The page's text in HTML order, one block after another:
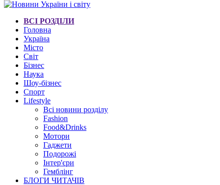
ВСІ РОЗДІЛИ
Головна
Україна
Місто
Світ
Бізнес
Наука
Шоу-бізнес
Спорт
Lifestyle
Всі новини розділу
Fashion
Food&Drinks
Мотори
Гаджети
Подорожі
Інтер'єри
Гемблінг
БЛОГИ ЧИТАЧІВ